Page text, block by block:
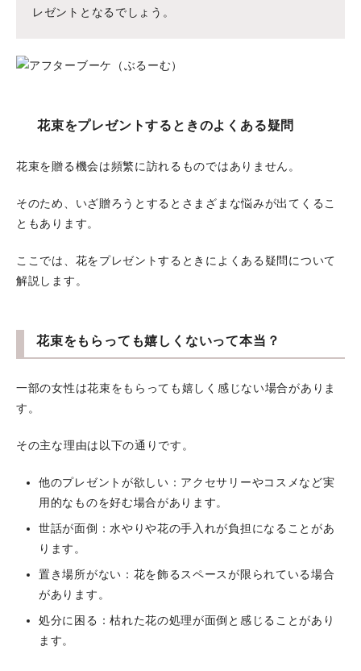
レゼントとなるでしょう。
花束をプレゼントするときのよくある疑問
花束を贈る機会は頻繁に訪れるものではありません。
そのため、いざ贈ろうとするとさまざまな悩みが出てくるこ
ともあります。
ここでは、花をプレゼントするときによくある疑問について
解説します。
花束をもらっても嬉しくないって本当？
一部の女性は花束をもらっても嬉しく感じない場合がありま
す。
その主な理由は以下の通りです。
他のプレゼントが欲しい：アクセサリーやコスメなど実
用的なものを好む場合があります。
世話が面倒：水やりや花の手入れが負担になることがあ
ります。
置き場所がない：花を飾るスペースが限られている場合
があります。
処分に困る：枯れた花の処理が面倒と感じることがあり
ます。